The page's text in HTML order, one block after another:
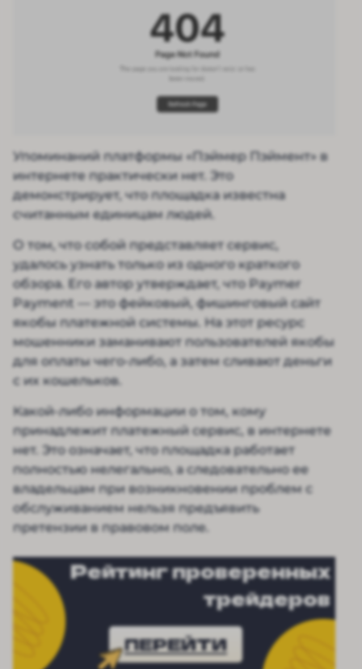
Упоминаний платформы «Пэймер Пэймент» в
интернете практически нет. Это
демонстрирует, что площадка известна
считанным единицам людей.
О том, что собой представляет сервис,
удалось узнать только из одного краткого
обзора. Его автор утверждает, что Paymer
Payment — это фейковый, фишинговый сайт
якобы платежной системы. На этот ресурс
мошенники заманивают пользователей якобы
для оплаты чего-либо, а затем сливают деньги
с их кошельков.
Какой-либо информации о том, кому
принадлежит платежный сервис, в интернете
нет. Это означает, что площадка работает
полностью нелегально, а следовательно ее
владельцам при возникновении проблем с
обслуживанием нельзя предъявить
претензии в правовом поле.
Рейтинг проверенных
трейдеров
ПЕРЕЙТИ